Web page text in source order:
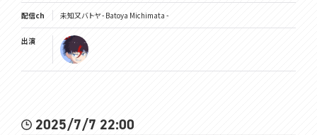
配信ch 未知又バトヤ - Batoya Michimata -
出演
2025/7/7 22:00